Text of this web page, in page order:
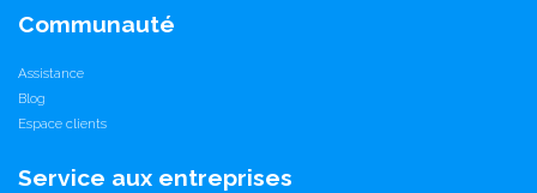
Communauté
Assistance
Blog
Espace clients
Service aux entreprises